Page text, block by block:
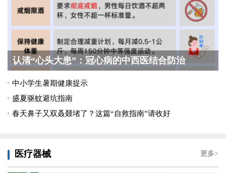
认清“心头大患”：冠心病的中西医结合防治
中小学生暑期健康提示
盛夏驱蚊避坑指南
春天鼻子又双叒叕堵了？这篇“自救指南”请收好
医疗器械 更多>